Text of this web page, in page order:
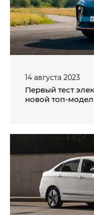
14 августа 2023
Первый тест
новой топ-